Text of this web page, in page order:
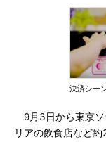
決済シー
9月3日から東京ソ
リアの飲食店など